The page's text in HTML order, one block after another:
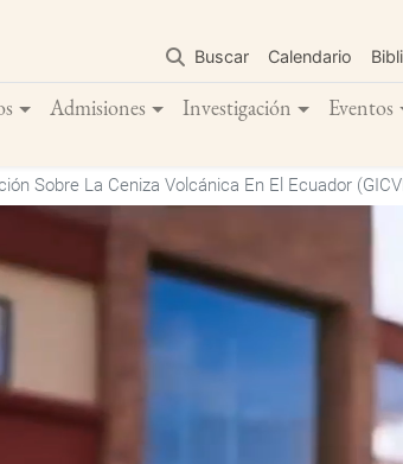
contenido
principal
Buscar Calendario
Admisiones Investigación Eventos
Sobre La Ceniza Volcánica En El Ecuador